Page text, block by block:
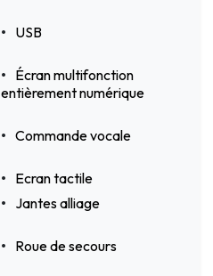
USB
Écran multifonction
entièrement numérique
Commande vocale
Ecran tactile
Jantes alliage
Roue de secours